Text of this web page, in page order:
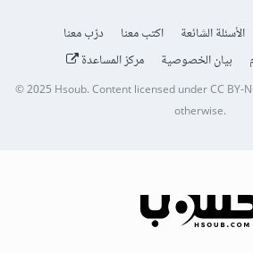
الأسئلة الشائعة اكتب معنا
درّب معنا
بيان الخصوصية مركز المساعدة
© 2025Hsoub.Content licensed underCC BY-
otherwise.